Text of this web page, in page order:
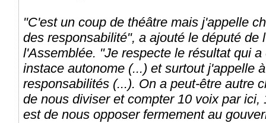
"C'est un coup de théâtre mais j'appelle
des responsabilité", a ajouté le député de
l'Assemblée. "Je respecte le résultat qui
instace autonome (...) et surtout j'appelle
responsabilités (...). On a peut-être autre
de nous diviser et compter 10 voix par
est de nous opposer fermement au